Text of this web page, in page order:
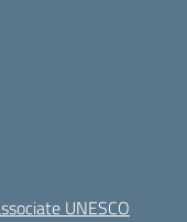
UNESCO